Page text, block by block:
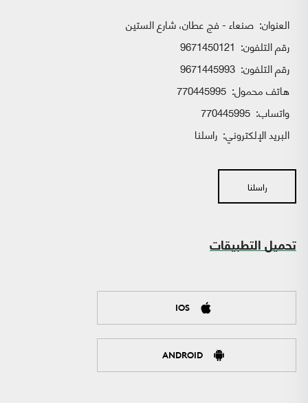
العنوان: صنعاء - فج عطان، شارع الستين
رقم التلفون: 9671450121
رقم التلفون: 9671445993
هاتف محمول: 770445995
واتساب:
البريد الإلكتروني: راسلنا
راسلنا
تحميل التطبيقات
IOS
ANDROID